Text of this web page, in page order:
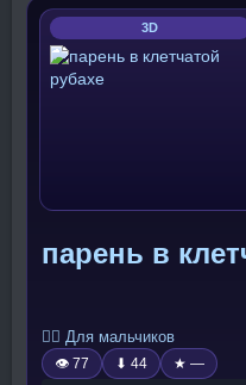
3D
парень в
🧍‍♂️ Для мальчиков
👁 77 ⬇ 44 ★ —